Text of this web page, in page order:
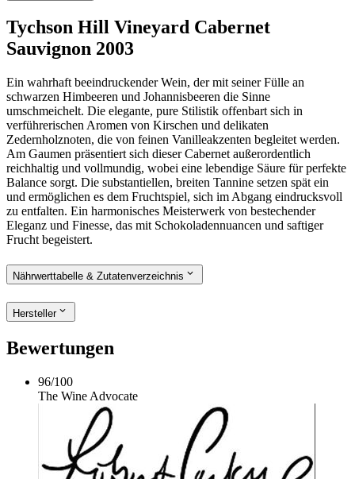
Tychson Hill Vineyard Cabernet
Sauvignon 2003
Ein wahrhaft beeindruckender Wein, der mit seiner Fülle an
schwarzen Himbeeren und Johannisbeeren die Sinne
umschmeichelt. Die elegante, pure Stilistik offenbart sich in
verführerischen Aromen von Kirschen und delikaten
Zedernholznoten, die von feinen Vanilleakzenten begleitet werden.
Am Gaumen präsentiert sich dieser Cabernet außerordentlich
reichhaltig und vollmundig, wobei eine lebendige Säure für perfekte
Balance sorgt. Die substantiellen, breiten Tannine setzen spät ein
und ermöglichen es dem Fruchtspiel, sich im Abgang eindrucksvoll
zu entfalten. Ein harmonisches Meisterwerk von bestechender
Eleganz und Finesse, das mit Schokoladennuancen und saftiger
Frucht begeistert.
Nährwerttabelle & Zutatenverzeichnis
Hersteller
Bewertungen
96/100
The Wine Advocate